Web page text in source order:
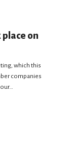
on
which this
companies